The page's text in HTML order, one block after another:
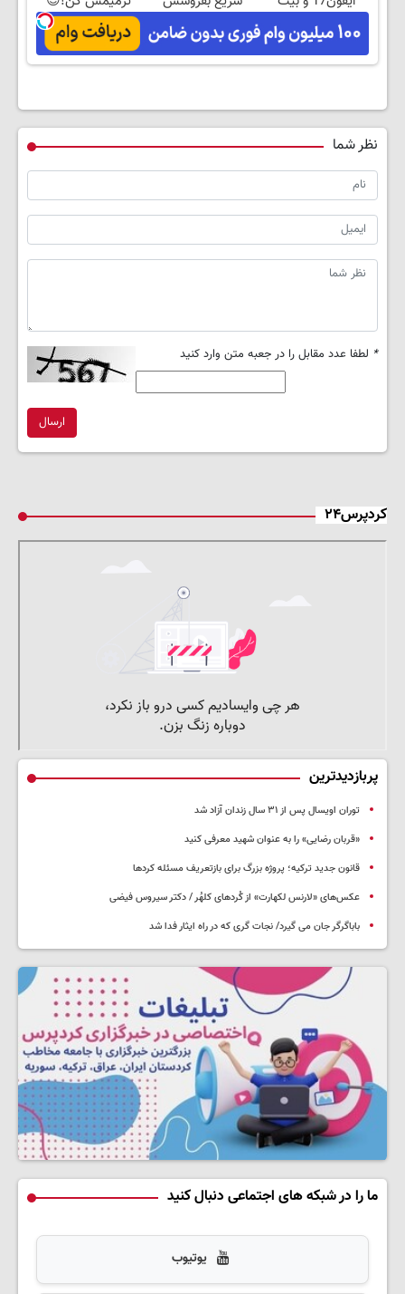
کوین 🔥
نظر شما
* لطفا عدد مقابل را در جعبه متن وارد کنید
ارسال
کردپرس۲۴
پربازدیدترین
توران اویسال پس از ۳۱ سال زندان آزاد شد
«قربان رضایی» را به عنوان شهید معرفی کنید
قانون جدید ترکیه؛ پروژه بزرگ‌ برای بازتعریف مسئله کردها
عکس‌های «لارنس لکهارت» از کُردهای کلهُر / دکتر سیروس فیضی
باباگرگر جان می گیرد/ نجات گری که در راه ایثار فدا شد
ما را در شبکه های اجتماعی دنبال کنید
یوتیوب